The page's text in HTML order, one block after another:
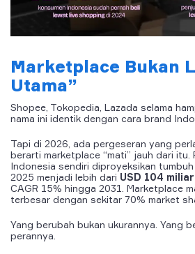
Marketplace Bukan
Utama”
Shopee, Tokopedia, Lazada selama
nama ini identik dengan cara brand
Tapi di 2026, ada pergeseran yang
berarti marketplace “mati” jauh dari itu.
Indonesia sendiri diproyeksikan
2025 menjadi lebih dari USD 104
CAGR 15% hingga 2031. Marketplace
terbesar dengan sekitar 70% market
Yang berubah bukan ukurannya. Yang
perannya.